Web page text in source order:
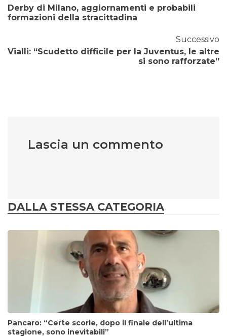
Derby di Milano, aggiornamenti e probabili
formazioni della stracittadina
Successivo
Vialli: “Scudetto difficile per la Juventus, le altre
si sono rafforzate”
Lascia un commento
DALLA STESSA CATEGORIA
Pancaro: “Certe scorie, dopo il finale dell’ultima
stagione, sono inevitabili”